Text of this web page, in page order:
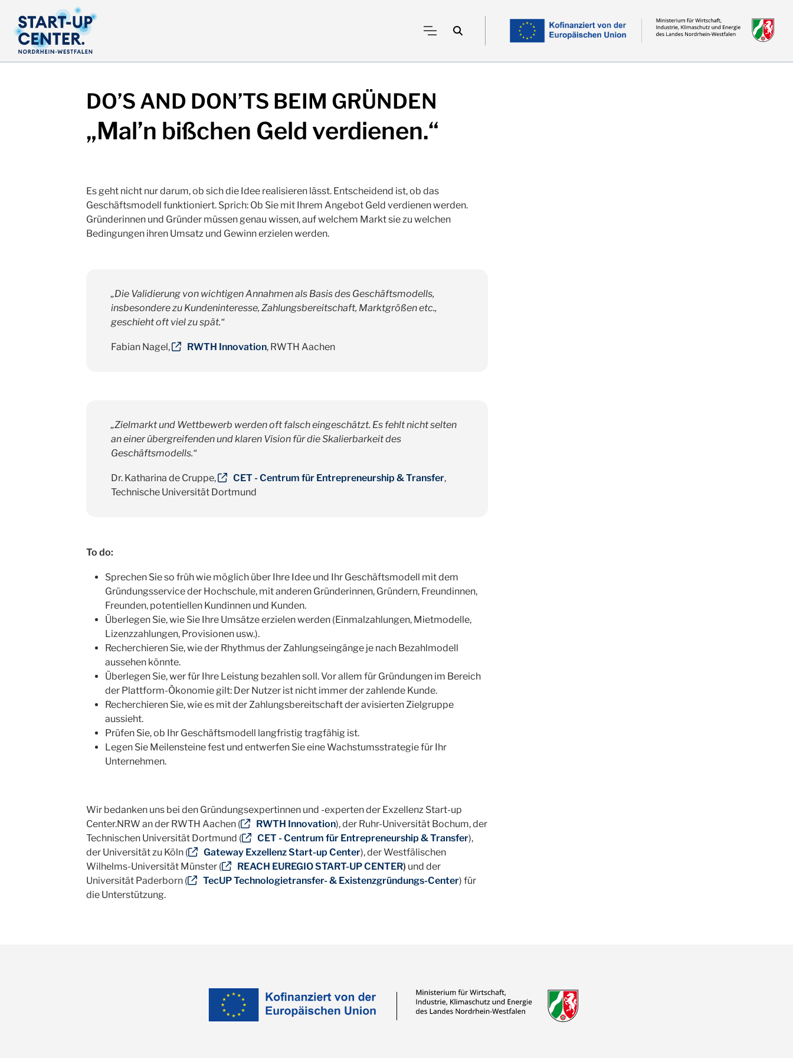
DO’S AND DON’TS BEIM GRÜNDEN
„Mal’n bißchen Geld verdienen.“
Es geht nicht nur darum, ob sich die Idee realisieren lässt. Entscheidend ist, ob das
Geschäftsmodell funktioniert. Sprich: Ob Sie mit Ihrem Angebot Geld verdienen werden.
Gründerinnen und Gründer müssen genau wissen, auf welchem Markt sie zu welchen
Bedingungen ihren Umsatz und Gewinn erzielen werden.
„Die Validierung von wichtigen Annahmen als Basis des Geschäftsmodells,
insbesondere zu Kundeninteresse, Zahlungsbereitschaft, Marktgrößen etc.,
geschieht oft viel zu spät.“
Fabian Nagel, RWTH Innovation, RWTH Aachen
„Zielmarkt und Wettbewerb werden oft falsch eingeschätzt. Es fehlt nicht selten
an einer übergreifenden und klaren Vision für die Skalierbarkeit des
Geschäftsmodells.“
Dr. Katharina de Cruppe, CET - Centrum für Entrepreneurship & Transfer,
Technische Universität Dortmund
To do:
Sprechen Sie so früh wie möglich über Ihre Idee und Ihr Geschäftsmodell mit dem
Gründungsservice der Hochschule, mit anderen Gründerinnen, Gründern, Freundinnen,
Freunden, potentiellen Kundinnen und Kunden.
Überlegen Sie, wie Sie Ihre Umsätze erzielen werden (Einmalzahlungen, Mietmodelle,
Lizenzzahlungen, Provisionen usw.).
Recherchieren Sie, wie der Rhythmus der Zahlungseingänge je nach Bezahlmodell
aussehen könnte.
Überlegen Sie, wer für Ihre Leistung bezahlen soll. Vor allem für Gründungen im Bereich
der Plattform-Ökonomie gilt: Der Nutzer ist nicht immer der zahlende Kunde.
Recherchieren Sie, wie es mit der Zahlungsbereitschaft der avisierten Zielgruppe
aussieht.
Prüfen Sie, ob Ihr Geschäftsmodell langfristig tragfähig ist.
Legen Sie Meilensteine fest und entwerfen Sie eine Wachstumsstrategie für Ihr
Unternehmen.
Wir bedanken uns bei den Gründungsexpertinnen und -experten der Exzellenz Start-up
Center.NRW an der RWTH Aachen (
RWTH Innovation), der Ruhr-Universität Bochum, der
Technischen Universität Dortmund (
CET - Centrum für Entrepreneurship & Transfer),
der Universität zu Köln (
Gateway Exzellenz Start-up Center), der Westfälischen
Wilhelms-Universität Münster (
REACH EUREGIO START-UP CENTER) und der
Universität Paderborn (
TecUP Technologietransfer- & Existenzgründungs-Center) für
die Unterstützung.